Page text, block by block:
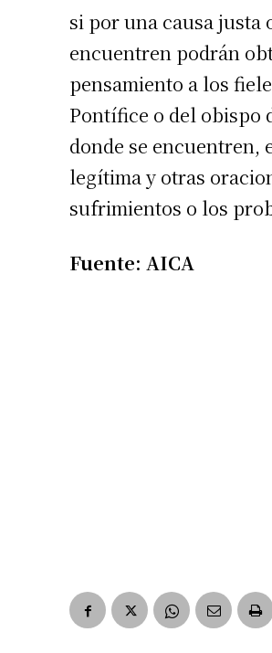
si por una causa justa
encuentren podrán
pensamiento a los
Pontífice o del obispo
donde se encuentren,
legítima y otras
sufrimientos o los
Fuente: AICA